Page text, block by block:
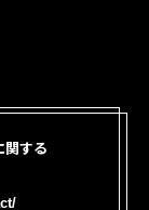
関する